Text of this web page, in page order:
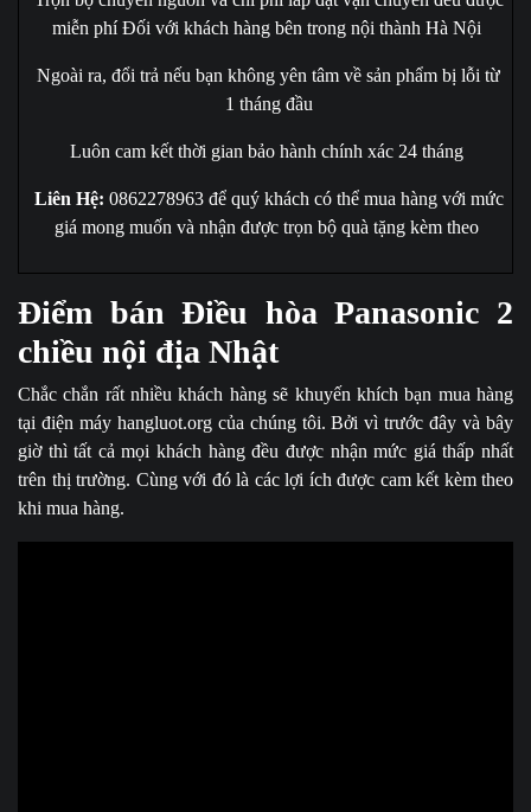
miễn phí Đối với khách hàng bên trong nội thành Hà Nội
Ngoài ra, đổi trả nếu bạn không yên tâm về sản phẩm bị lỗi từ
1 tháng đầu
Luôn cam kết thời gian bảo hành chính xác 24 tháng
Liên Hệ: 0862278963 để quý khách có thể mua hàng với mức
giá mong muốn và nhận được trọn bộ quà tặng kèm theo
Điểm bán Điều hòa Panasonic 2
chiều nội địa Nhật
Chắc chắn rất nhiều khách hàng sẽ khuyến khích bạn mua hàng
tại điện máy hangluot.org của chúng tôi. Bởi vì trước đây và bây
giờ thì tất cả mọi khách hàng đều được nhận mức giá thấp nhất
trên thị trường. Cùng với đó là các lợi ích được cam kết kèm theo
khi mua hàng.